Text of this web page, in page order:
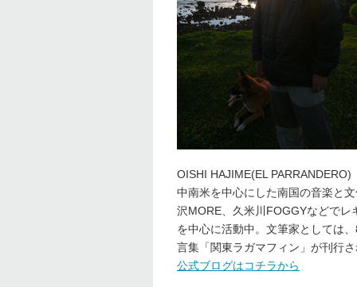
OISHI HAJIME(EL PARRANDERO)
中南米を中心にした南国の音楽と
沢MORE、久米川FOGGYなどで
を中心に活動中。文筆家としては
言集「関東ラガマフィン」が刊行
公式ブログはコチラから